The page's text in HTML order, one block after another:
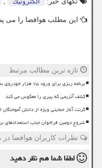
این مطلب هوافضا را می
تازه ترین مطالب مرتبط
برنامه ریزی برای ورود ۷۵ هزار خودروی به کشور
کشف آنزیمی که پیری را معکوس می کند
گرنت آغاز حمایتی ویژه از دانش آموختگان ایرانی ۲۰۰ دانشگاه
شروع دومین فراخوان جذب
نظرات کاربران هوافضا
لطفا شما همنظر دهید